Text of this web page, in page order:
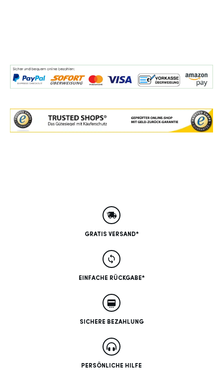
GRATIS VERSAND*
EINFACHE RÜCKGABE*
SICHERE BEZAHLUNG
PERSÖNLICHE HILFE